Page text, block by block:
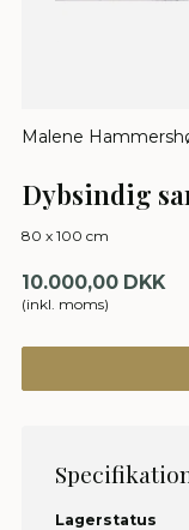
Malene
Dybsindig
80 x 100 cm
10.000,00 DKK
(inkl. moms)
Lagerstatus